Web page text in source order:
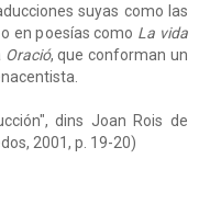
suyas como las
en poesías como La vida
Oració, que conforman un
dins Joan Rois de
2001, p. 19-20)